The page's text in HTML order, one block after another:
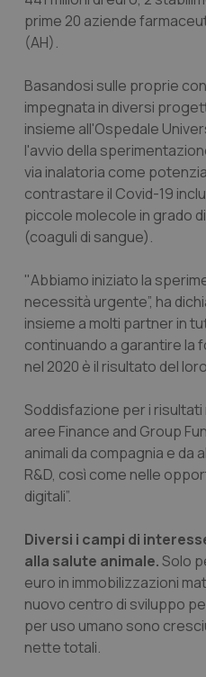
prime 20 aziende
(AH).
Basandosi sulle proprie
impegnata in diversi
insieme all'Ospedale
l'avvio della
via inalatoria come
contrastare il Covid-19
piccole molecole in grado
(coaguli di sangue).
"Abbiamo iniziato la
necessità urgente”, ha
insieme a molti partner in
continuando a garantire la
nel 2020 è il risultato del
Soddisfazione per i
aree Finance and Group
animali da compagnia e
R&D, così come nelle
digitali”.
Diversi i campi di
alla salute animale.Solo
euro in immobilizzazioni
nuovo centro di sviluppo
per uso umano sono
nette totali.